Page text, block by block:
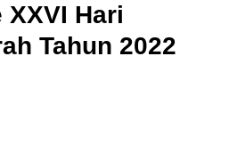
Hari
Tahun 2022